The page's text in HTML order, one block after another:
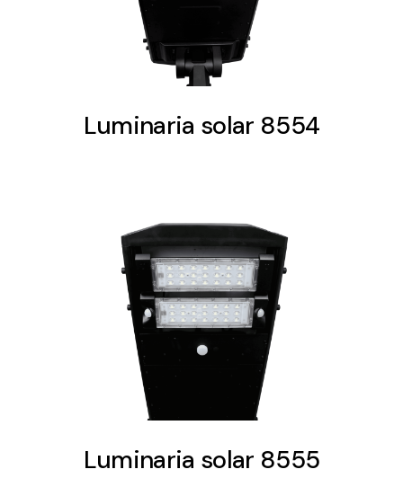
Luminaria solar 8554
Luminaria solar 8555